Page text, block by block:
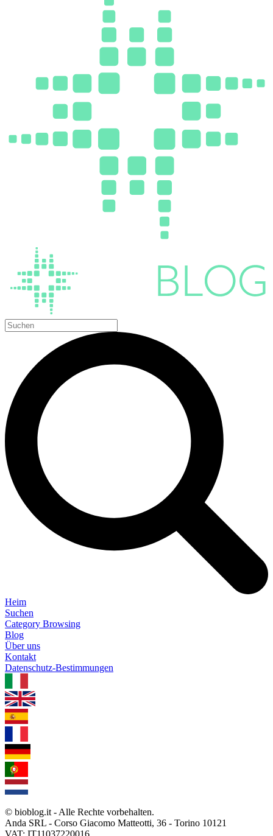
Heim
Suchen
Category Browsing
Blog
Über uns
Kontakt
Datenschutz-Bestimmungen
© bioblog.it - Alle Rechte vorbehalten.
Anda SRL - Corso Giacomo Matteotti, 36 - Torino 10121
VAT: IT11037220016